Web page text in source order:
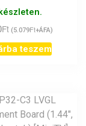
Ft (5.079Ft+ÁFA)
teszem